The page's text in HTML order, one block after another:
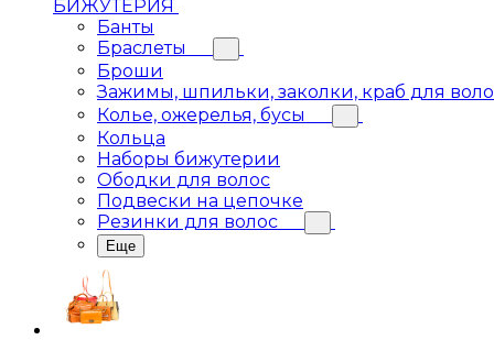
БИЖУТЕРИЯ
Банты
Браслеты
Броши
Зажимы, шпильки, заколки, краб для
Колье, ожерелья, бусы
Кольца
Наборы бижутерии
Ободки для волос
Подвески на цепочке
Резинки для волос
Еще